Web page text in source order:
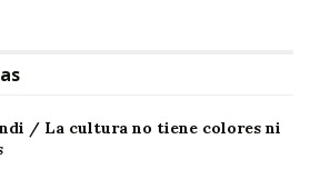
/ La cultura no tiene colores ni